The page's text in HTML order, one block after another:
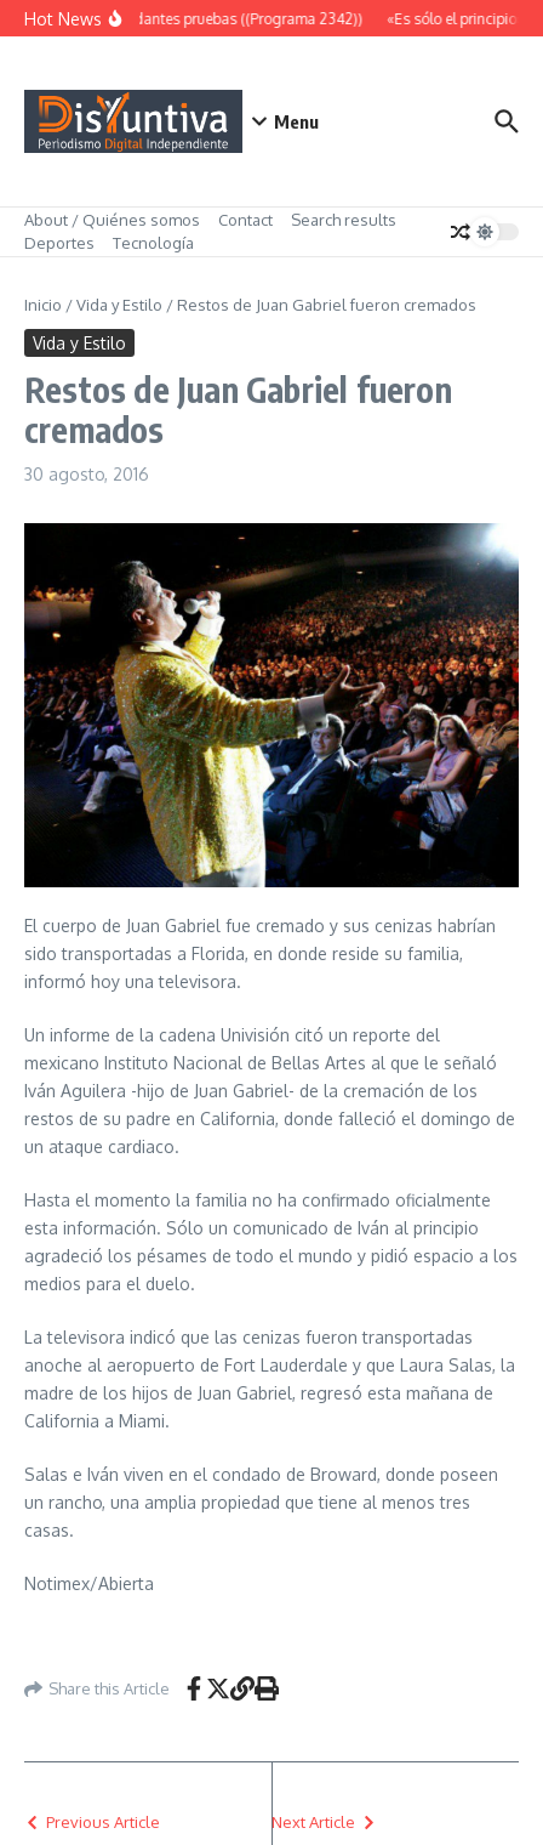
Saltar al contenido
Hot NewsAbundantes pruebas ((Programa 2342)) «Es sólo el principio»
Menu
About / Quiénes somos Contact
Search results
Deportes
Tecnología
Inicio /Vida y Estilo / Restos de Juan Gabriel fueron cremados
Vida y Estilo
Restos de Juan Gabriel fueron
cremados
30 agosto, 2016
El cuerpo de Juan Gabriel fue cremado y sus cenizas habrían
sido transportadas a Florida, en donde reside su familia,
informó hoy una televisora.
Un informe de la cadena Univisión citó un reporte del
mexicano Instituto Nacional de Bellas Artes al que le señaló
Iván Aguilera -hijo de Juan Gabriel- de la cremación de los
restos de su padre en California, donde falleció el domingo de
un ataque cardiaco.
Hasta el momento la familia no ha confirmado oficialmente
esta información. Sólo un comunicado de Iván al principio
agradeció los pésames de todo el mundo y pidió espacio a los
medios para el duelo.
La televisora indicó que las cenizas fueron transportadas
anoche al aeropuerto de Fort Lauderdale y que Laura Salas, la
madre de los hijos de Juan Gabriel, regresó esta mañana de
California a Miami.
Salas e Iván viven en el condado de Broward, donde poseen
un rancho, una amplia propiedad que tiene al menos tres
casas.
Notimex/Abierta
Share this Article
Previous Article Next Article